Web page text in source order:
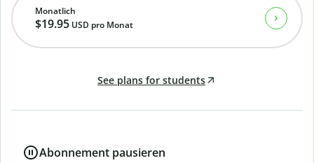
Monatlich
$19.95 USD pro Monat
See plans for students
Abonnement pausieren